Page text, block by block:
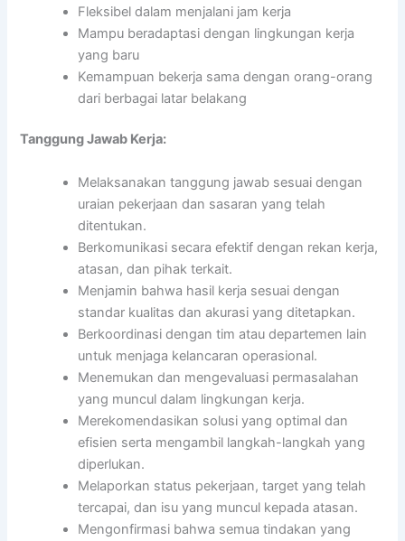
Fleksibel dalam menjalani jam kerja
Mampu beradaptasi dengan lingkungan kerja
yang baru
Kemampuan bekerja sama dengan orang-orang
dari berbagai latar belakang
Tanggung Jawab Kerja:
Melaksanakan tanggung jawab sesuai dengan
uraian pekerjaan dan sasaran yang telah
ditentukan.
Berkomunikasi secara efektif dengan rekan kerja,
atasan, dan pihak terkait.
Menjamin bahwa hasil kerja sesuai dengan
standar kualitas dan akurasi yang ditetapkan.
Berkoordinasi dengan tim atau departemen lain
untuk menjaga kelancaran operasional.
Menemukan dan mengevaluasi permasalahan
yang muncul dalam lingkungan kerja.
Merekomendasikan solusi yang optimal dan
efisien serta mengambil langkah-langkah yang
diperlukan.
Melaporkan status pekerjaan, target yang telah
tercapai, dan isu yang muncul kepada atasan.
Mengonfirmasi bahwa semua tindakan yang